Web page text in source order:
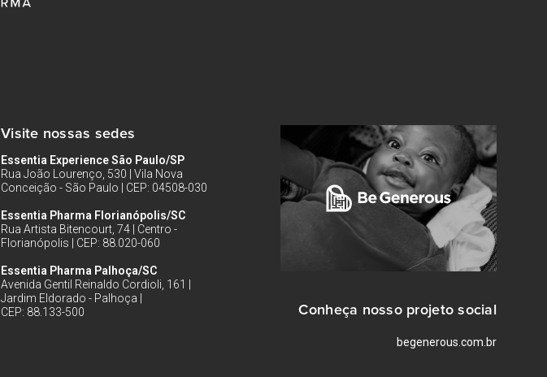
Visite nossas sedes
Essentia Experience São Paulo/SP
Rua João Lourenço, 530 | Vila Nova
Conceição - São Paulo | CEP: 04508-030
Essentia Pharma Florianópolis/SC
Rua Artista Bitencourt, 74 | Centro -
Florianópolis | CEP: 88.020-060
Essentia Pharma Palhoça/SC
Avenida Gentil Reinaldo Cordioli, 161 |
Jardim Eldorado - Palhoça |
CEP: 88.133-500
Conheça nosso projeto social
begenerous.com.br